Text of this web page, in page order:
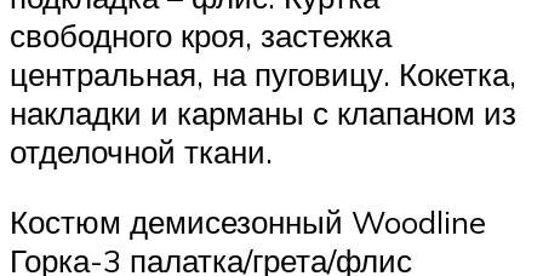
свободного кроя, застежка
центральная, на пуговицу. Кокетка,
накладки и карманы с клапаном из
отделочной ткани.
Костюм демисезонный Woodline
Горка-3 палатка/грета/флис